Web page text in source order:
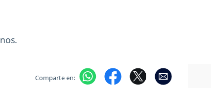
Comparte en: